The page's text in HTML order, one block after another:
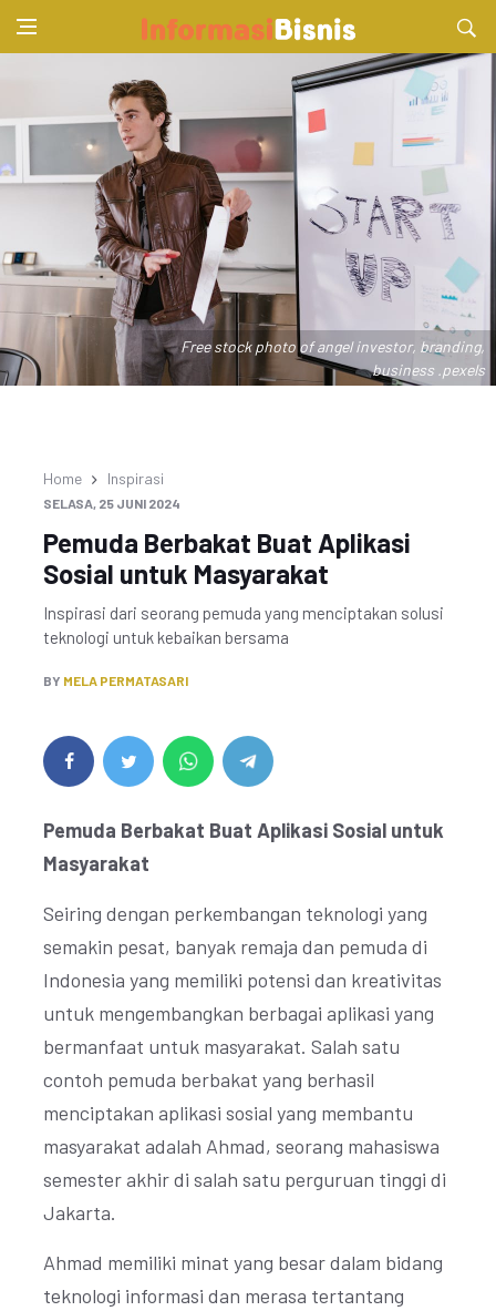
Free stock photo of angel investor, branding,
business .pexels
Home Inspirasi
SELASA, 25 JUNI 2024
Pemuda Berbakat Buat Aplikasi
Sosial untuk Masyarakat
Inspirasi dari seorang pemuda yang menciptakan solusi
teknologi untuk kebaikan bersama
BY MELA PERMATASARI
Pemuda Berbakat Buat Aplikasi Sosial untuk
Masyarakat
Seiring dengan perkembangan teknologi yang
semakin pesat, banyak remaja dan pemuda di
Indonesia yang memiliki potensi dan kreativitas
untuk mengembangkan berbagai aplikasi yang
bermanfaat untuk masyarakat. Salah satu
contoh pemuda berbakat yang berhasil
menciptakan aplikasi sosial yang membantu
masyarakat adalah Ahmad, seorang mahasiswa
semester akhir di salah satu perguruan tinggi di
Jakarta.
Ahmad memiliki minat yang besar dalam bidang
teknologi informasi dan merasa tertantang